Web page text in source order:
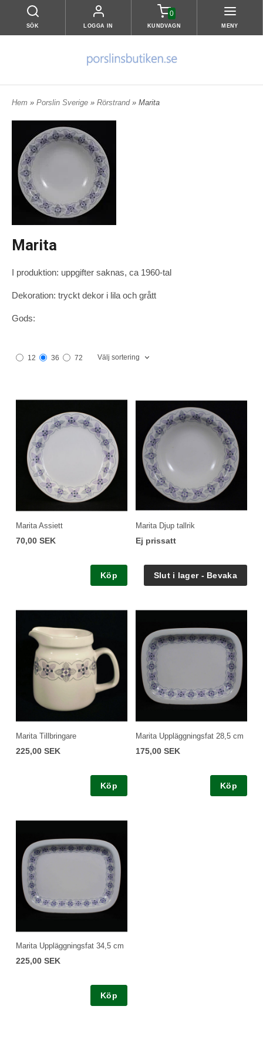
SÖK LOGGA IN
0
KUNDVAGN MENY
Hem » Porslin Sverige » Rörstrand » Marita
Marita
I produktion: uppgifter saknas, ca 1960-tal
Dekoration: tryckt dekor i lila och grått
Gods:
12 36 72 Välj sortering
Marita Assiett
70,00 SEK
Köp
Marita Djup tallrik
Ej prissatt
Marita Tillbringare
225,00 SEK
Köp
Marita Uppläggningsfat 28,5 cm
175,00 SEK
Köp
Marita Uppläggningsfat 34,5 cm
225,00 SEK
Köp